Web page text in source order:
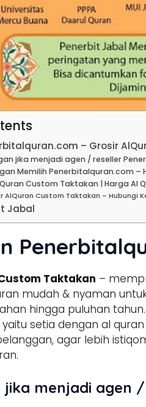
– Grosir
jika menjadi agen / reseller
Memilih Penerbitalquran.com –
Custom Taktakan | Harga Al
AlQuran Custom Taktakan – Hubungi
Jabal
Taktakan –
mudah & nyaman
hingga puluhan
setia dengan al
agar lebih
jika menjadi agen